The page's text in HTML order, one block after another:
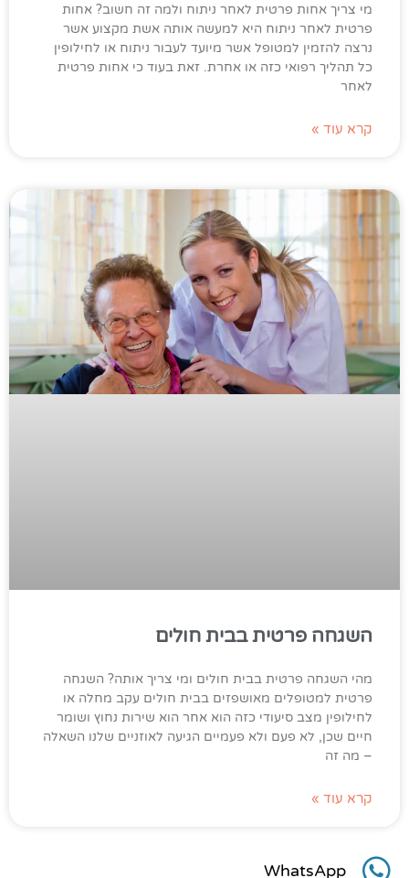
מי צריך אחות פרטית לאחר ניתוח ולמה זה חשוב? אחות
פרטית לאחר ניתוח היא למעשה אותה אשת מקצוע אשר
נרצה להזמין למטופל אשר מיועד לעבור ניתוח או לחילופין
כל תהליך רפואי כזה או אחרת. זאת בעוד כי אחות פרטית
לאחר
קרא עוד »
השגחה פרטית בבית חולים
מהי השגחה פרטית בבית חולים ומי צריך אותה? השגחה
פרטית למטופלים מאושפזים בבית חולים עקב מחלה או
לחילופין מצב סיעודי כזה הוא אחר הוא שירות נחוץ ושומר
חיים שכן, לא פעם ולא פעמיים הגיעה לאוזניים שלנו השאלה
– מה זה
קרא עוד »
WhatsApp